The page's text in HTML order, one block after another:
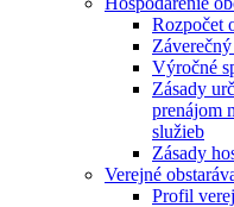
Rozpočet
Výročné
Zásady
prenájom
služieb
Zásady
Verejné
Profil